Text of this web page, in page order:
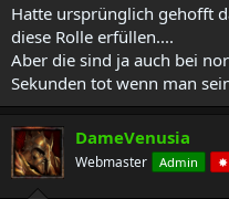
Hatte ursprünglich gehofft
diese Rolle erfüllen....
Aber die sind ja auch bei
Sekunden tot wenn man
DameVenusia
Webmaster Admin